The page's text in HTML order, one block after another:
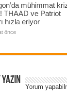
mühimmat
THAAD ve Patriot
hızla eriyor
önce
Yorum